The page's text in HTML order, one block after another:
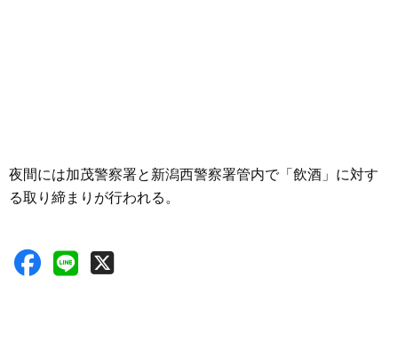
夜間には加茂警察署と新潟西警察署管内で「飲酒」に対す
る取り締まりが行われる。